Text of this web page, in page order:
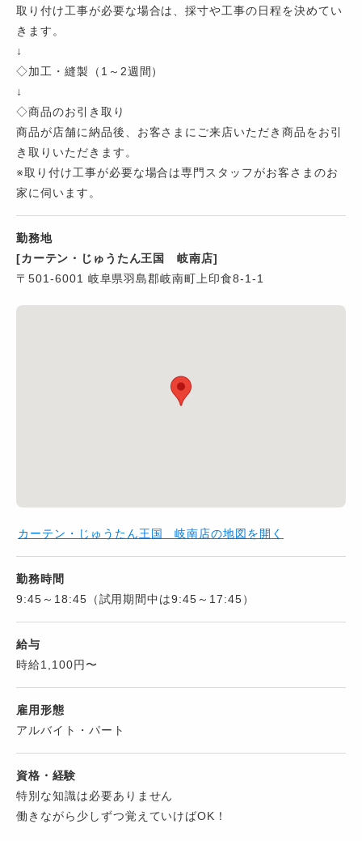
取り付け工事が必要な場合は、採寸や工事の日程を決めてい
きます。
↓
◇加工・縫製（1～2週間）
↓
◇商品のお引き取り
商品が店舗に納品後、お客さまにご来店いただき商品をお引
き取りいただきます。
※取り付け工事が必要な場合は専門スタッフがお客さまのお
家に伺います。
勤務地
[カーテン・じゅうたん王国 岐南店]
〒501-6001 岐阜県羽島郡岐南町上印食8-1-1
カーテン・じゅうたん王国 岐南店の地図を開く
勤務時間
9:45～18:45（試用期間中は9:45～17:45）
給与
時給1,100円〜
雇用形態
アルバイト・パート
資格・経験
特別な知識は必要ありません
働きながら少しずつ覚えていけばOK！